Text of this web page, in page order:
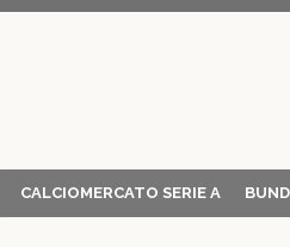
CALCIOMERCATO SERIE A